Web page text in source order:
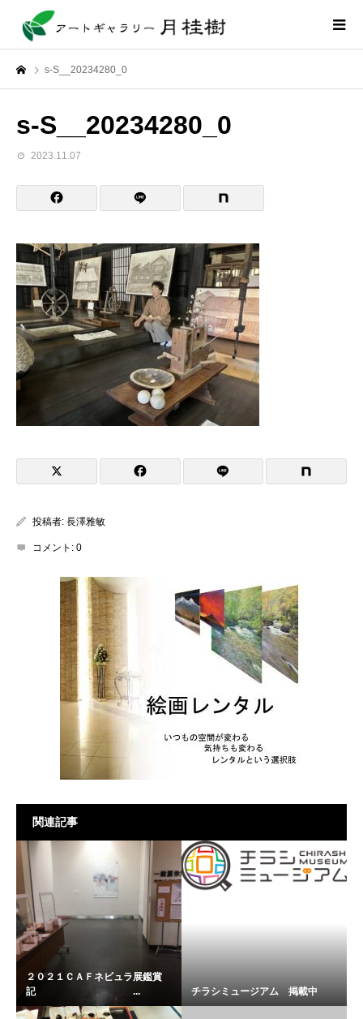
s-S__20234280_0
s-S__20234280_0
2023.11.07
投稿者: 長澤雅敏
コメント: 0
関連記事
２０２１ＣＡＦネビュラ展鑑賞
記 ...
チラシミュージアム 掲載中